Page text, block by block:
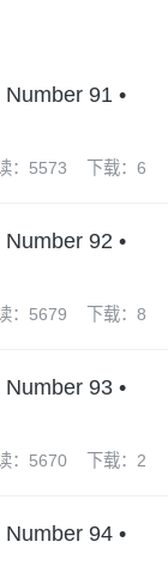
91 •
：5573 下载：6
92 •
：5679 下载：8
93 •
：5670 下载：2
94 •